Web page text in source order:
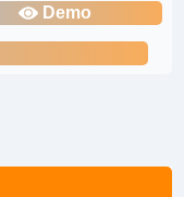
Demo